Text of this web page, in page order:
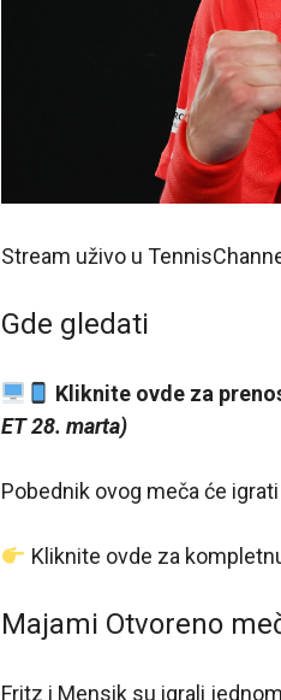
Stream uživo u
Gde gledati
Kliknite ovde za
ET 28. marta)
Pobednik ovog meča će
Kliknite ovde za
Majami Otvoreno
Fritz i Mensik su igrali